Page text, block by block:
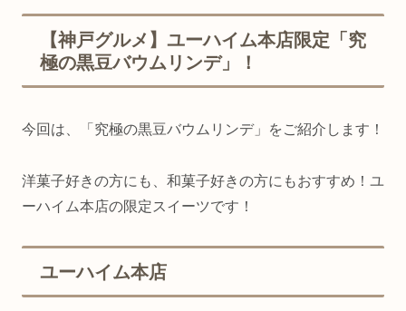
【神戸グルメ】ユーハイム本店限定「究
極の黒豆バウムリンデ」！
今回は、「究極の黒豆バウムリンデ」をご紹介します！
洋菓子好きの方にも、和菓子好きの方にもおすすめ！ユ
ーハイム本店の限定スイーツです！
ユーハイム本店